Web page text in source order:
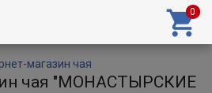

чая "МОНАСТЫРСКИЕ